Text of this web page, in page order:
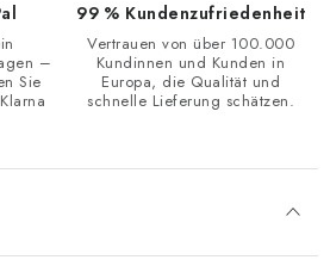
–
Sie
99 % Kundenzufriedenheit
Vertrauen von über 100.000
Kundinnen und Kunden in
Europa, die Qualität und
schnelle Lieferung schätzen.